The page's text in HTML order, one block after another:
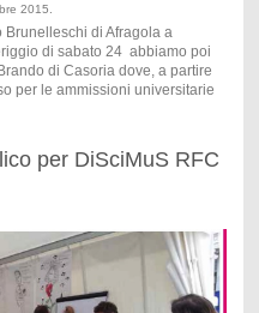
2015.
di Afragola a
di sabato 24 abbiamo poi
di Casoria dove, a partire
per le ammissioni universitarie
per DiSciMuS RFC